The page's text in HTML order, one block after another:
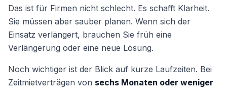
Das ist für Firmen nicht schlecht. Es schafft Klarheit.
Sie müssen aber sauber planen. Wenn sich der
Einsatz verlängert, brauchen Sie früh eine
Verlängerung oder eine neue Lösung.
Noch wichtiger ist der Blick auf kurze Laufzeiten. Bei
Zeitmietverträgen von sechs Monaten oder weniger